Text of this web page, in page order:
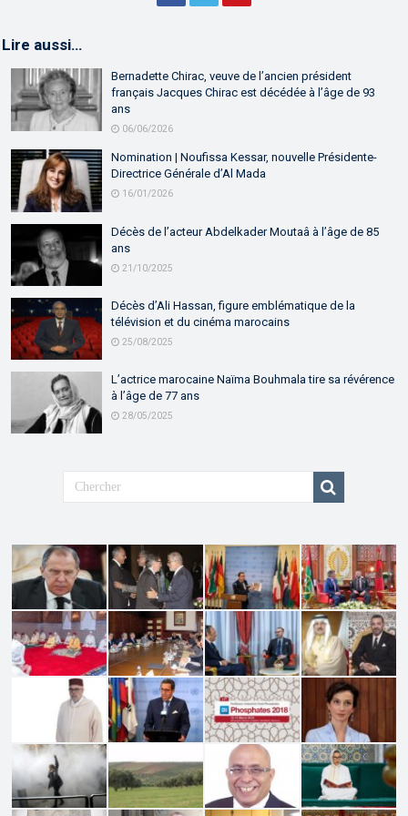
Lire aussi…
Bernadette Chirac, veuve de l’ancien président
français Jacques Chirac est décédée à l’âge de 93
ans
06/06/2026
Nomination | Noufissa Kessar, nouvelle Présidente-
Directrice Générale d’Al Mada
16/01/2026
Décès de l’acteur Abdelkader Moutaâ à l’âge de 85
ans
21/10/2025
Décès d’Ali Hassan, figure emblématique de la
télévision et du cinéma marocains
25/08/2025
L’actrice marocaine Naïma Bouhmala tire sa révérence
à l’âge de 77 ans
28/05/2025